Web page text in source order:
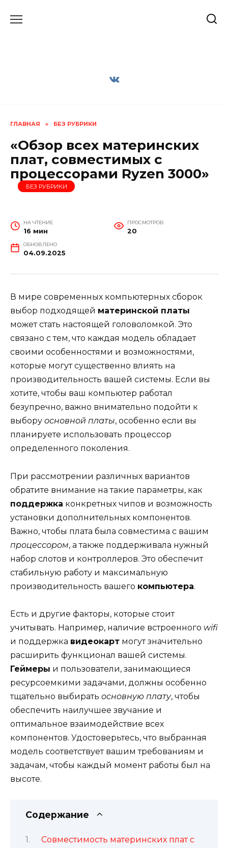
ГЛАВНАЯ » БЕЗ РУБРИКИ
«Обзор всех материнских
плат, совместимых с
процессорами Ryzen 3000»
БЕЗ РУБРИКИ
НА ЧТЕНИЕ
16 мин
ПРОСМОТРОВ
20
ОБНОВЛЕНО
04.09.2025
В мире современных компьютерных сборок
выбор подходящей материнской платы
может стать настоящей головоломкой. Это
связано с тем, что каждая модель обладает
своими особенностями и возможностями,
которые могут существенно влиять на
производительность вашей системы. Если вы
хотите, чтобы ваш компьютер работал
безупречно, важно внимательно подойти к
выбору основной платы, особенно если вы
планируете использовать процессор
определенного поколения.
При рассмотрении различных вариантов
обратите внимание на такие параметры, как
поддержка конкретных чипов и возможность
установки дополнительных компонентов.
Важно, чтобы плата была совместима с вашим
процессором, а также поддерживала нужный
набор слотов и контроллеров. Это обеспечит
стабильную работу и максимальную
производительность вашего компьютера.
Есть и другие факторы, которые стоит
учитывать. Например, наличие встроенного wifi
и поддержка видеокарт могут значительно
расширить функционал вашей системы.
Геймеры и пользователи, занимающиеся
ресурсоемкими задачами, должны особенно
тщательно выбирать основную плату, чтобы
обеспечить наилучшее звучание и
оптимальное взаимодействие всех
компонентов. Удостоверьтесь, что выбранная
модель соответствует вашим требованиям и
задачам, чтобы каждый момент работы был на
высоте.
Содержание
Совместимость материнских плат с